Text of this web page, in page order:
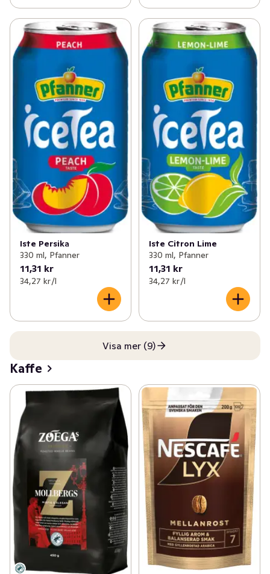
Iste Persika
330 ml, Pfanner
11,31 kr
34,27 kr /l
Iste Citron Lime
330 ml, Pfanner
11,31 kr
34,27 kr /l
Visa mer (9)
Kaffe